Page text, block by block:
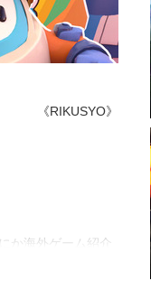
《RIKUSYO》
か海外ゲーム紹介